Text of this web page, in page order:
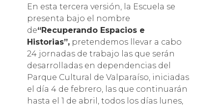
En esta tercera versión, la Escuela se
presenta bajo el nombre
de“Recuperando Espacios e
Historias”,pretendemos llevar a cabo
24 jornadas de trabajo las que serán
desarrolladas en dependencias del
Parque Cultural de Valparaíso, iniciadas
el día 4 de febrero, las que continuarán
hasta el 1 de abril, todos los días lunes,